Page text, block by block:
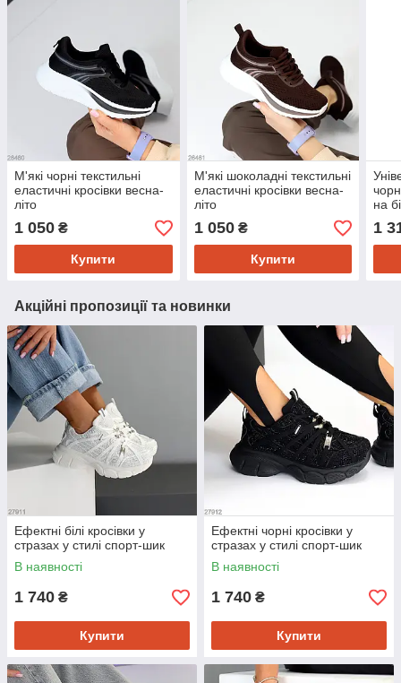
М'які чорні текстильні
еластичні кросівки весна-
літо
1 050 ₴
Купити
М'які шоколадні текстильні
еластичні кросівки весна-
літо
1 050₴
Купити
на
1
Акційні пропозиції та новинки
Ефектні білі кросівки у
стразах у стилі спорт-шик
В наявності
1 740 ₴
Купити
Ефектні чорні кросівки у
стразах у стилі спорт-шик
В наявності
1 740 ₴
Купити